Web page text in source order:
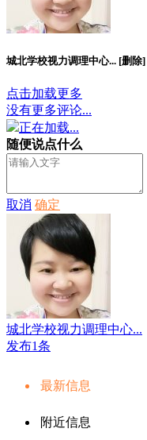
城北学校视力调理中心... [删除]
点击加载更多
没有更多评论...
正在加载...
随便说点什么
取消 确定
城北学校视力调理中心...
发布1条
最新信息
附近信息